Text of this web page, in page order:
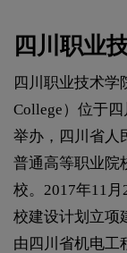
四川职业
四川职业技术学
College）位于
举办，四川省人
普通高等职业院
校。2017年11
校建设计划立项
由四川省机电工